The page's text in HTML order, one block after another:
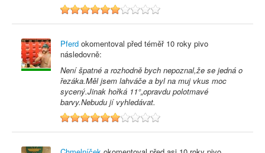
6
Pferd okomentoval před téměř 10 roky pivo
následovně:
Není špatné a rozhodně bych nepoznal,že se jedná o
řezáka.Měl jsem lahváče a byl na muj vkus moc
sycený.Jinak hořká 11°„opravdu polotmavé
barvy.Nebudu jí vyhledávat.
6